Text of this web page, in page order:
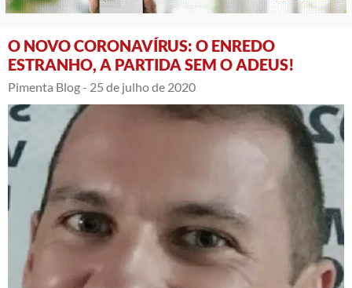
O NOVO CORONAVÍRUS: O ENREDO
ESTRANHO, A PARTIDA SEM O ADEUS!
Pimenta Blog - 25 de julho de 2020